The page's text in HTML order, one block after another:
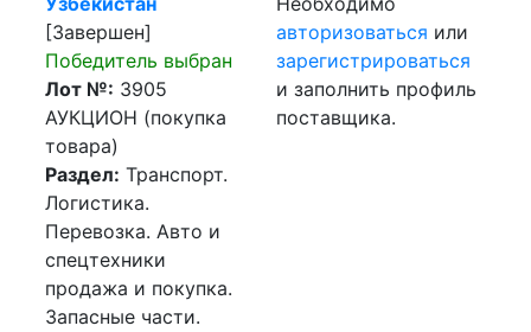
[Завершен]
Победитель выбран
Лот №: 3905
АУКЦИОН (покупка
товара)
Раздел: Транспорт.
Логистика.
Перевозка. Авто и
спецтехники
продажа и покупка.
Запасные части.
авторизоваться или
зарегистрироваться
и заполнить профиль
поставщика.